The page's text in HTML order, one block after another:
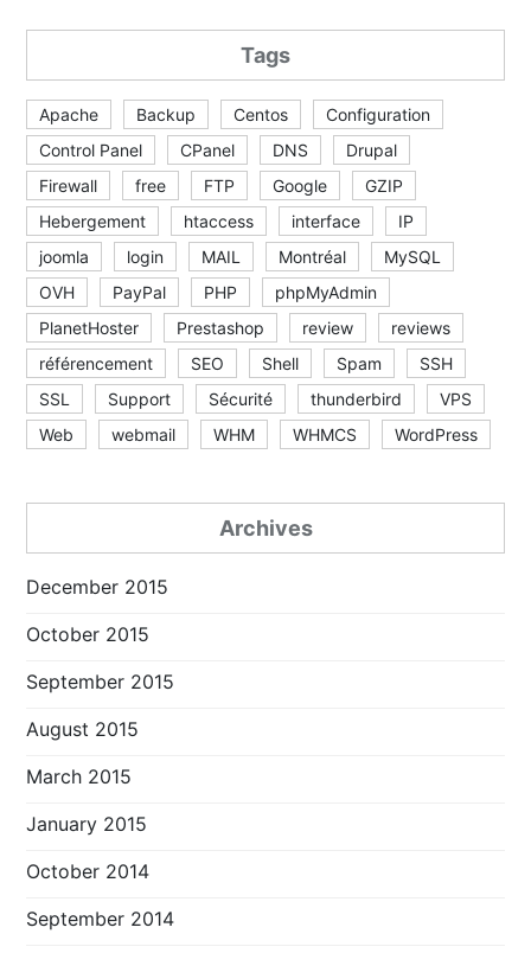
Tags
Apache Backup Centos
Configuration
Control Panel
CPanel DNS
Drupal
Firewall
free FTP Google
GZIP
Hebergement
htaccess interface
IP
joomla
login MAIL Montréal
MySQL
OVH
PayPal PHP
phpMyAdmin
PlanetHoster
Prestashop review
reviews
référencement
SEO Shell Spam
SSH
SSL
Support Sécurité thunderbird
VPS
Web
webmail WHM WHMCS WordPress
Archives
December 2015
October 2015
September 2015
August 2015
March 2015
January 2015
October 2014
September 2014